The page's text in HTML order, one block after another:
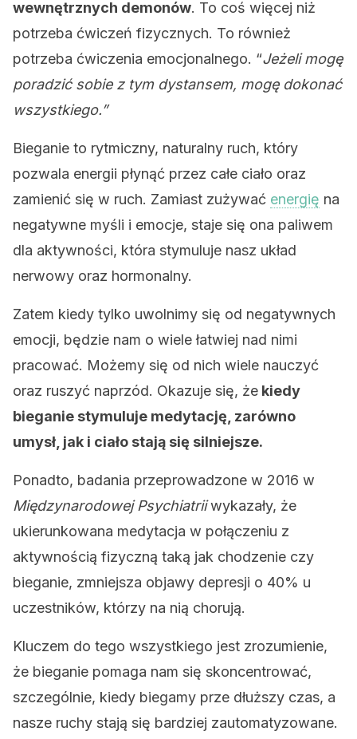
wewnętrznych demonów. To coś więcej niż
potrzeba ćwiczeń fizycznych. To również
potrzeba ćwiczenia emocjonalnego. “Jeżeli mogę
poradzić sobie z tym dystansem, mogę dokonać
wszystkiego.”
Bieganie to rytmiczny, naturalny ruch, który
pozwala energii płynąć przez całe ciało oraz
zamienić się w ruch. Zamiast zużywać energię na
negatywne myśli i emocje, staje się ona paliwem
dla aktywności, która stymuluje nasz układ
nerwowy oraz hormonalny.
Zatem kiedy tylko uwolnimy się od negatywnych
emocji, będzie nam o wiele łatwiej nad nimi
pracować. Możemy się od nich wiele nauczyć
oraz ruszyć naprzód. Okazuje się, że kiedy
bieganie stymuluje medytację, zarówno
umysł, jak i ciało stają się silniejsze.
Ponadto, badania przeprowadzone w 2016 w
Międzynarodowej Psychiatriiwykazały, że
ukierunkowana medytacja w połączeniu z
aktywnością fizyczną taką jak chodzenie czy
bieganie, zmniejsza objawy depresji o 40% u
uczestników, którzy na nią chorują.
Kluczem do tego wszystkiego jest zrozumienie,
że bieganie pomaga nam się skoncentrować,
szczególnie, kiedy biegamy prze dłuższy czas, a
nasze ruchy stają się bardziej zautomatyzowane.